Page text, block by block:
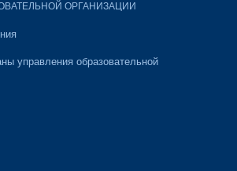
ОРГАНИЗАЦИИ
управления образовательной